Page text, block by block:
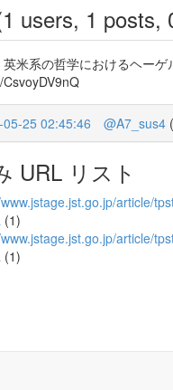
users, 1 posts,
米系の哲学におけるヘーゲ
25 02:45:46 @A7_sus4 (
URL リスト
article/
(1)
article/
(1)